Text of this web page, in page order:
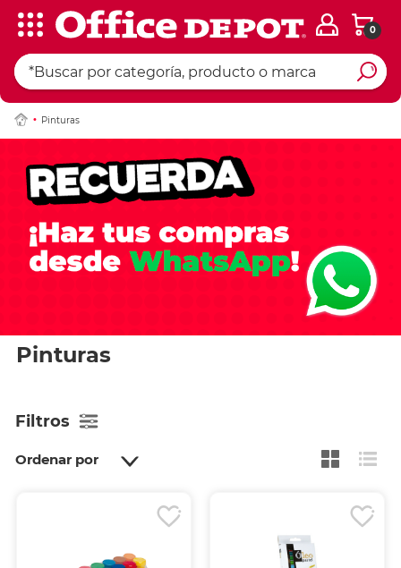
0
Pinturas
Pinturas
Filtros
Ordenar por